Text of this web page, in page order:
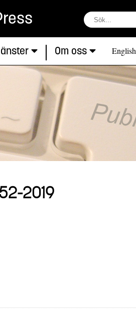
Om oss English
2019